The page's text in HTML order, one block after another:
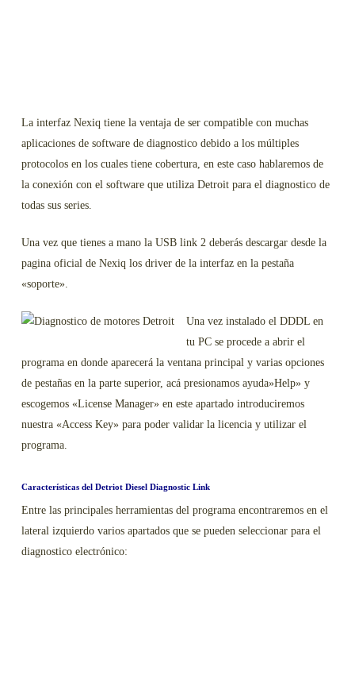
La interfaz Nexiq tiene la ventaja de ser compatible con muchas
aplicaciones de software de diagnostico debido a los múltiples
protocolos en los cuales tiene cobertura, en este caso hablaremos de
la conexión con el software que utiliza Detroit para el diagnostico de
todas sus series.
Una vez que tienes a mano la USB link 2 deberás descargar desde la
pagina oficial de Nexiq los driver de la interfaz en la pestaña
«soporte».
Una vez instalado el DDDL en
tu PC se procede a abrir el
programa en donde aparecerá la ventana principal y varias opciones
de pestañas en la parte superior, acá presionamos ayuda»Help» y
escogemos «License Manager» en este apartado introduciremos
nuestra «Access Key» para poder validar la licencia y utilizar el
programa.
Características del Detriot Diesel Diagnostic Link
Entre las principales herramientas del programa encontraremos en el
lateral izquierdo varios apartados que se pueden seleccionar para el
diagnostico electrónico: